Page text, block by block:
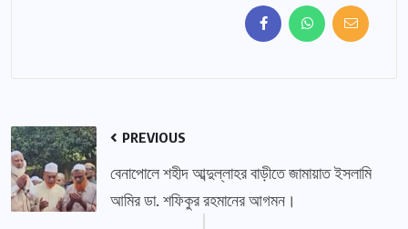
PREVIOUS
বেনাপোলে শহীদ আব্দুল্লাহর বাড়ীতে জামায়াত ইসলামি
আমির ডা. শফিকুর রহমানের আগমন।